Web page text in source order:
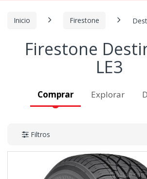
Inicio Firestone
Firestone
LE3
Comprar Explorar
Filtros